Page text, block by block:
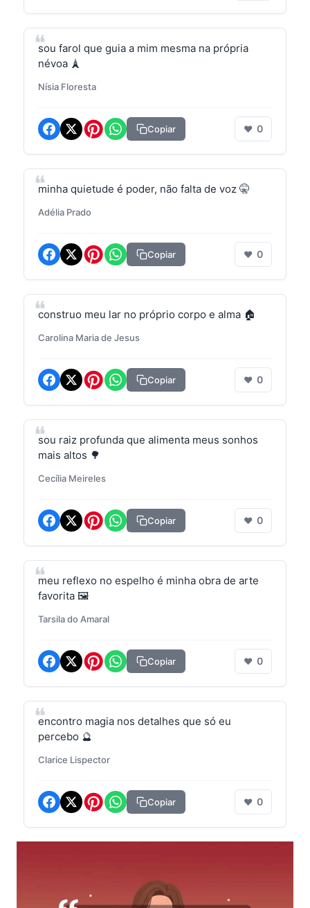
sou farol que guia a mim mesma na própria
névoa 🗼
Nísia Floresta
Copiar ❤ 0
minha quietude é poder, não falta de voz 🤫
Adélia Prado
Copiar ❤ 0
construo meu lar no próprio corpo e alma 🏠
Carolina Maria de Jesus
Copiar ❤ 0
sou raiz profunda que alimenta meus sonhos
mais altos 🌳
Cecília Meireles
Copiar ❤ 0
meu reflexo no espelho é minha obra de arte
favorita 🖼️
Tarsila do Amaral
Copiar ❤ 0
encontro magia nos detalhes que só eu
percebo 🔮
Clarice Lispector
Copiar ❤ 0